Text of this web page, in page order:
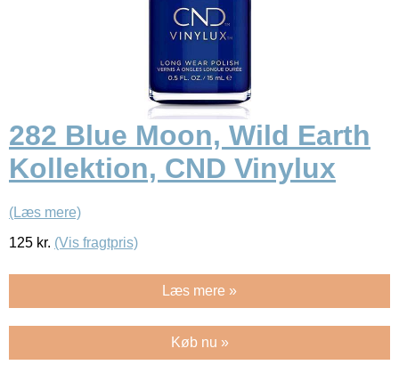
282 Blue Moon, Wild Earth
Kollektion, CND Vinylux
(Læs mere)
125 kr. (Vis fragtpris)
Læs mere »
Køb nu »